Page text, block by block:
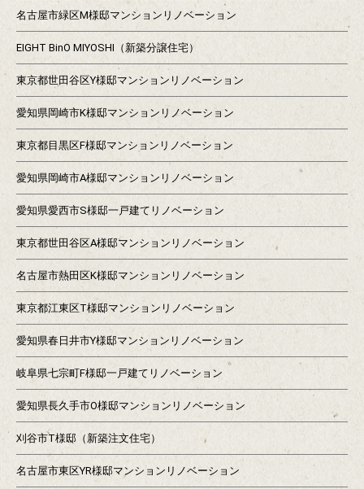
名古屋市緑区M様邸マンションリノベーション
EIGHT BinO MIYOSHI（新築分譲住宅）
東京都世田谷区Y様邸マンションリノベーション
愛知県岡崎市K様邸マンションリノベーション
東京都目黒区F様邸マンションリノベーション
愛知県岡崎市A様邸マンションリノベーション
愛知県愛西市S様邸一戸建てリノベーション
東京都世田谷区A様邸マンションリノベーション
名古屋市熱田区K様邸マンションリノベーション
東京都江東区T様邸マンションリノベーション
愛知県春日井市Y様邸マンションリノベーション
岐阜県七宗町F様邸一戸建てリノベーション
愛知県長久手市O様邸マンションリノベーション
刈谷市T様邸（新築注文住宅）
名古屋市東区YR様邸マンションリノベーション